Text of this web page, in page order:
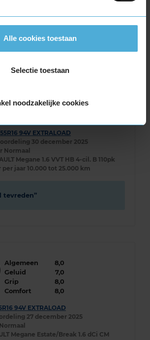
Alle cookies toestaan
Selectie toestaan
noodzakelijke cookies
Grip
8,0
94V EXTRALOAD
30 december 2025
Normaal
Megane 1.6 VVT HB 4-cil. B 110pk
per jaar 10.000 tot 25.000 km
tevreden
Algemeen
8,0
Geluid
7,0
Grip
8,0
Comfort
8,0
94V EXTRALOAD
27 december 2025
Normaal
Megane Estate/Break 1.6 dCi CM